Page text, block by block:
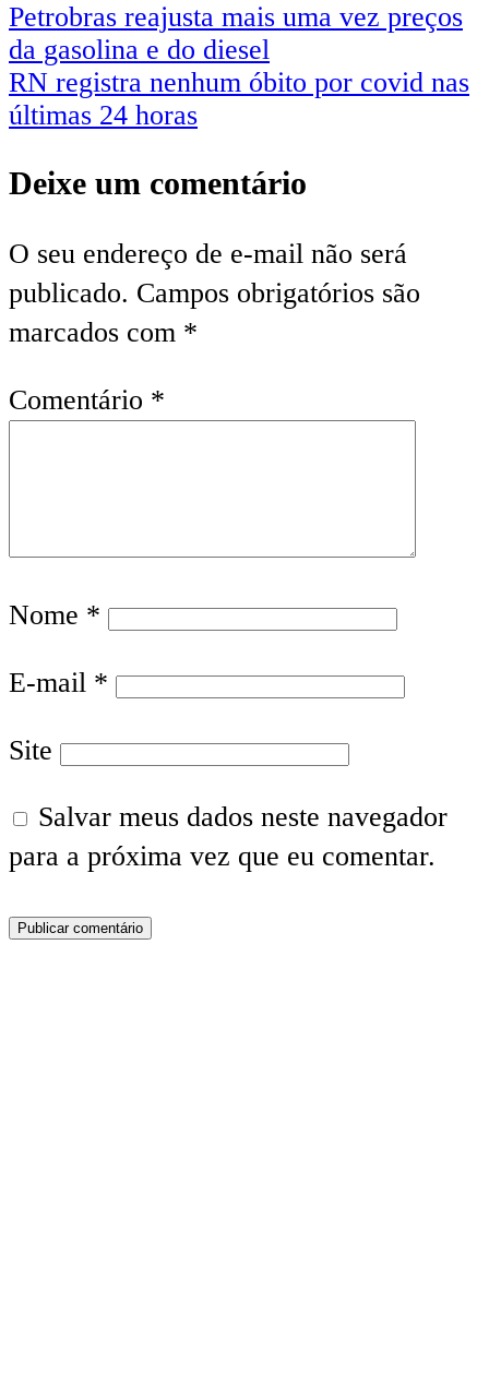
Petrobras reajusta mais uma vez preços
da gasolina e do diesel
RN registra nenhum óbito por covid nas
últimas 24 horas
Deixe um comentário
O seu endereço de e-mail não será
publicado. Campos obrigatórios são
marcados com *
Comentário *
Nome *
E-mail *
Site
Salvar meus dados neste navegador
para a próxima vez que eu comentar.